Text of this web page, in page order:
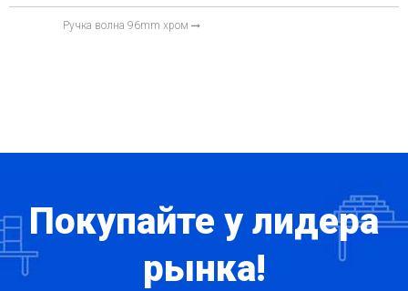
Ручка волна 96mm хром
Покупайте у лидера
рынка!